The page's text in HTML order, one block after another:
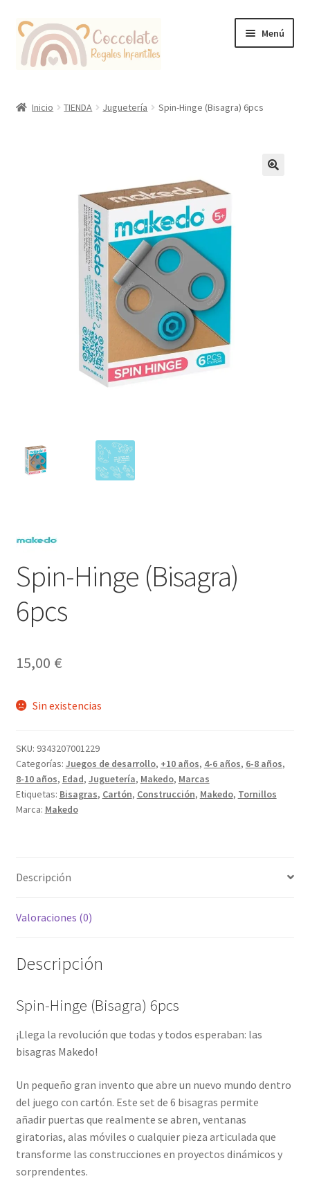
Ir
la
Ir
contenido
Menú
Inicio TIENDA Juguetería Spin-Hinge (Bisagra) 6pcs
Spin-Hinge (Bisagra)
6pcs
15,00 €
Sin existencias
SKU: 9343207001229
Categorías: Juegos de desarrollo, +10 años, 4-6 años, 6-8 años,
8-10 años, Edad, Juguetería, Makedo, Marcas
Etiquetas: Bisagras, Cartón, Construcción, Makedo, Tornillos
Marca: Makedo
Descripción
Valoraciones (0)
Descripción
Spin-Hinge (Bisagra) 6pcs
¡Llega la revolución que todas y todos esperaban: las
bisagras Makedo!
Un pequeño gran invento que abre un nuevo mundo dentro
del juego con cartón. Este set de 6 bisagras permite
añadir puertas que realmente se abren, ventanas
giratorias, alas móviles o cualquier pieza articulada que
transforme las construcciones en proyectos dinámicos y
sorprendentes.